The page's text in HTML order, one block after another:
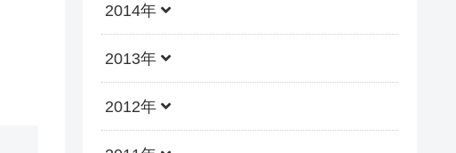
2014年
2013年
2012年